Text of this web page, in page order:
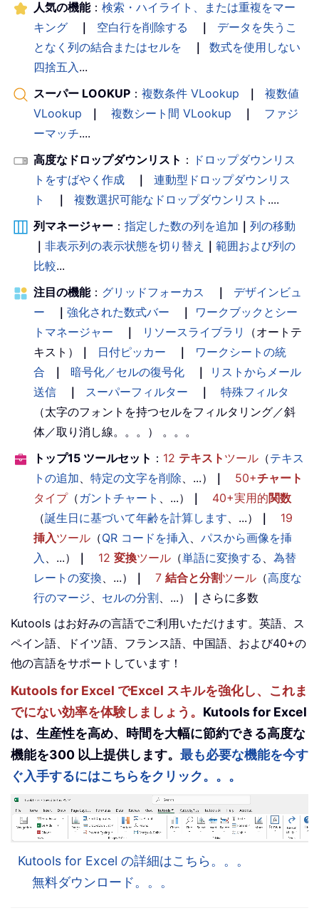
人気の機能： 検索・ハイライト、または重複をマー
キング
｜ 空白行を削除する ｜
データを失うこ
となく列の結合またはセルを
｜
数式を使用しない
四捨五入...
スーパー LOOKUP ： 複数条件 VLookup ｜
複数値
VLookup
｜ 複数シート間 VLookup ｜
ファジ
ーマッチ....
高度なドロップダウンリスト ： ドロップダウンリス
トをすばやく作成
｜
連動型ドロップダウンリス
ト
｜ 複数選択可能なドロップダウンリスト ....
列マネージャー ： 指定した数の列を追加 ｜ 列の移動
｜ 非表示列の表示状態を切り替え ｜ 範囲および列の
比較...
注目の機能： グリッドフォーカス ｜
デザインビュ
ー
｜ 強化された数式バー ｜
ワークブックとシー
トマネージャー
｜ リソースライブラリ
（オートテ
キスト）
｜ 日付ピッカー ｜
ワークシートの統
合
｜ 暗号化／セルの復号化 ｜
リストからメール
送信
｜ スーパーフィルター ｜
特殊フィルタ
（太字のフォントを持つセルをフィルタリング／斜
体／取り消し線。。。） 。。。
トップ15 ツールセット ： 12 テキスト ツール （テキス
トの追加、 特定の文字を削除、...） ｜ 50+チャート
タイプ（ ガントチャート 、...） ｜ 40+実用的関数
（誕生日に基づいて年齢を計算します、...） ｜
19
挿入ツール （QR コードを挿入 、 パスから画像を挿
入 、...） ｜ 12 変換ツール （単語に変換する 、 為替
レートの変換、...） ｜ 7 結合と分割ツール （高度な
行のマージ、 セルの分割、...） ｜ さらに多数
Kutools はお好みの言語でご利用いただけます。英語、ス
ペイン語、ドイツ語、フランス語、中国語、および40+の
他の言語をサポートしています！
Kutools for Excel でExcel スキルを強化し、これま
でにない効率を体験しましょう。 Kutools for Excel
は、生産性を高め、時間を大幅に節約できる高度な
機能を300 以上提供します。 最も必要な機能を今す
ぐ入手するにはこちらをクリック。。。
Kutools for Excel の詳細はこちら。。。
無料ダウンロード。。。